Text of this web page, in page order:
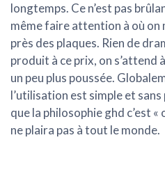
longtemps. Ce n’est pas
même faire attention à où
près des plaques. Rien de
produit à ce prix, on s’attend
un peu plus poussée.
l’utilisation est simple et
que la philosophie ghd c’est
ne plaira pas à tout le monde.